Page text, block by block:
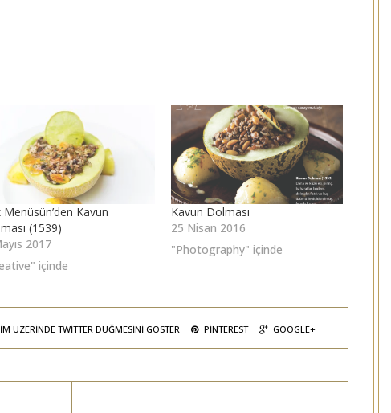
Menüsün’den Kavun
(1539)
2017
içinde
Kavun Dolması
25 Nisan 2016
"Photography" içinde
ÜZERINDE TWITTER DÜĞMESINI GÖSTER PINTEREST GOOGLE+